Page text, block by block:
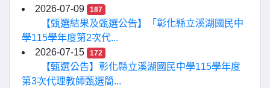
2026-07-09 187
【甄選結果及甄選公告】「彰化縣立溪湖國民中
學115學年度第2次代...
2026-07-15
172
【甄選公告】彰化縣立溪湖國民中學115學年度
第3次代理教師甄選簡...